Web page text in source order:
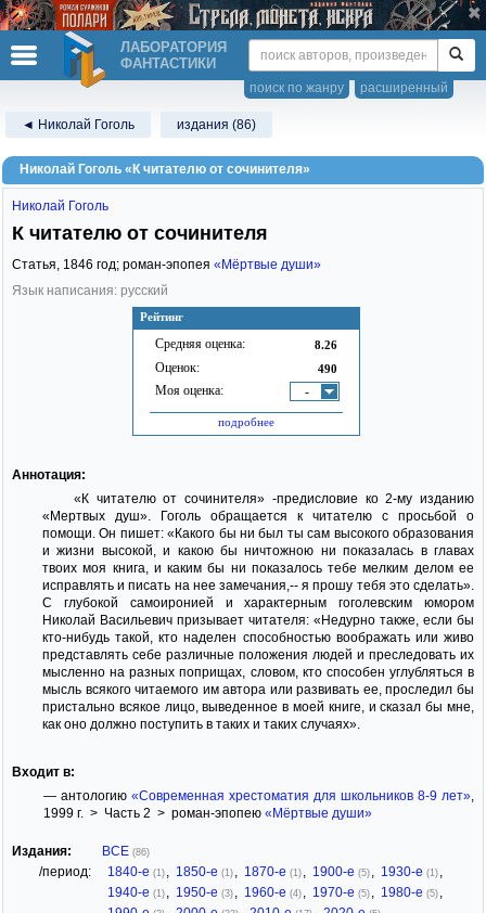
ЛАБОРАТОРИЯ
ФАНТАСТИКИ
расширенный
поиск по жанру
◄ Николай Гоголь издания (86)
Николай Гоголь «К читателю от сочинителя»
Рейтинг
Средняя оценка: 8.26
Оценок: 490
Моя оценка: -
подробнее
Николай Гоголь
К читателю от сочинителя
Статья, 1846 год; роман-эпопея «Мёртвые души»
Язык написания: русский
Аннотация:
«К читателю от сочинителя» -предисловие ко 2-му изданию
«Мертвых душ». Гоголь обращается к читателю с просьбой о
помощи. Он пишет: «Какого бы ни был ты сам высокого образования
и жизни высокой, и какою бы ничтожною ни показалась в главах
твоих моя книга, и каким бы ни показалось тебе мелким делом ее
исправлять и писать на нее замечания,-- я прошу тебя это сделать».
С глубокой самоиронией и характерным гоголевским юмором
Николай Васильевич призывает читателя: «Недурно также, если бы
кто-нибудь такой, кто наделен способностью воображать или живо
представлять себе различные положения людей и преследовать их
мысленно на разных поприщах, словом, кто способен углубляться в
мысль всякого читаемого им автора или развивать ее, проследил бы
пристально всякое лицо, выведенное в моей книге, и сказал бы мне,
как оно должно поступить в таких и таких случаях».
Входит в:
— антологию «Современная хрестоматия для школьников 8-9 лет»
1999 г. > Часть 2 > роман-эпопею «Мёртвые души»
Издания: ВСЕ (86)
/период: 1840-е (1) 1850-е (1) 1870-е (1) 1900-е (5) 1930-е (1)
1940-е (1) 1950-е (3) 1960-е (4) 1970-е (5) 1980-е (5)